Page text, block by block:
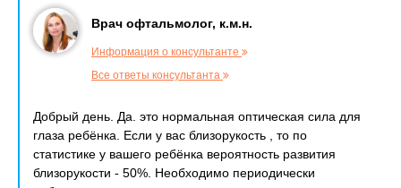
Врач офтальмолог, к.м.н.
Информация о консультанте
Все ответы консультанта
Добрый день. Да. это нормальная оптическая сила для
глаза ребёнка. Если у вас близорукость , то по
статистике у вашего ребёнка вероятность развития
близорукости - 50%. Необходимо периодически